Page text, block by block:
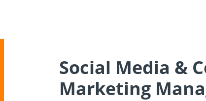
Gartenbau
Social Media &
Marketing